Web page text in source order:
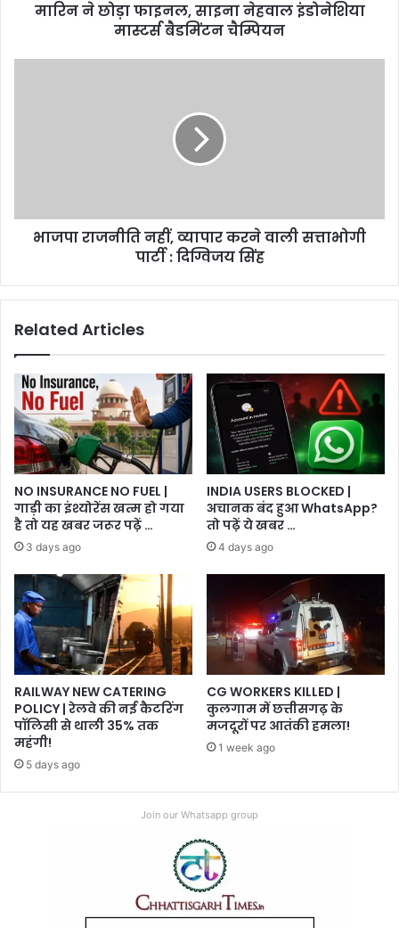
चैम्पियनमारिन ने छोड़ा फाइनल, साइना नेहवाल इंडोनेशिया
मास्टर्स बैडमिंटन चैम्पियन
:
दिग्विजयभाजपा राजनीति नहीं, व्यापार करने वाली सत्ताभोगी
पार्टी : दिग्विजय सिंह
Related Articles
NO INSURANCE NO FUEL |
गाड़ी का इंश्योरेंस खत्म हो गया
है तो यह खबर जरूर पढ़ें …
3 days ago
INDIA USERS BLOCKED |
अचानक बंद हुआ WhatsApp?
तो पढ़ें ये खबर …
4 days ago
RAILWAY NEW CATERING
POLICY | रेलवे की नई कैटरिंग
पॉलिसी से थाली 35% तक
महंगी!
5 days ago
CG WORKERS KILLED |
कुलगाम में छत्तीसगढ़ के
मजदूरों पर आतंकी हमला!
1 week ago
Join our Whatsapp group